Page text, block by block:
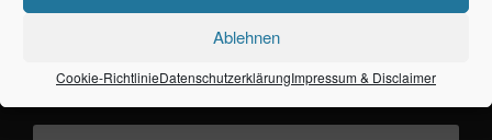
Ablehnen
Cookie-RichtlinieDatenschutzerklärungImpressum & Disclaimer
Bei jeder Party bei Studio Pfütze wird für Nichtvegetarier
Das ist immer eine gute Grundlage für lange Nächte.